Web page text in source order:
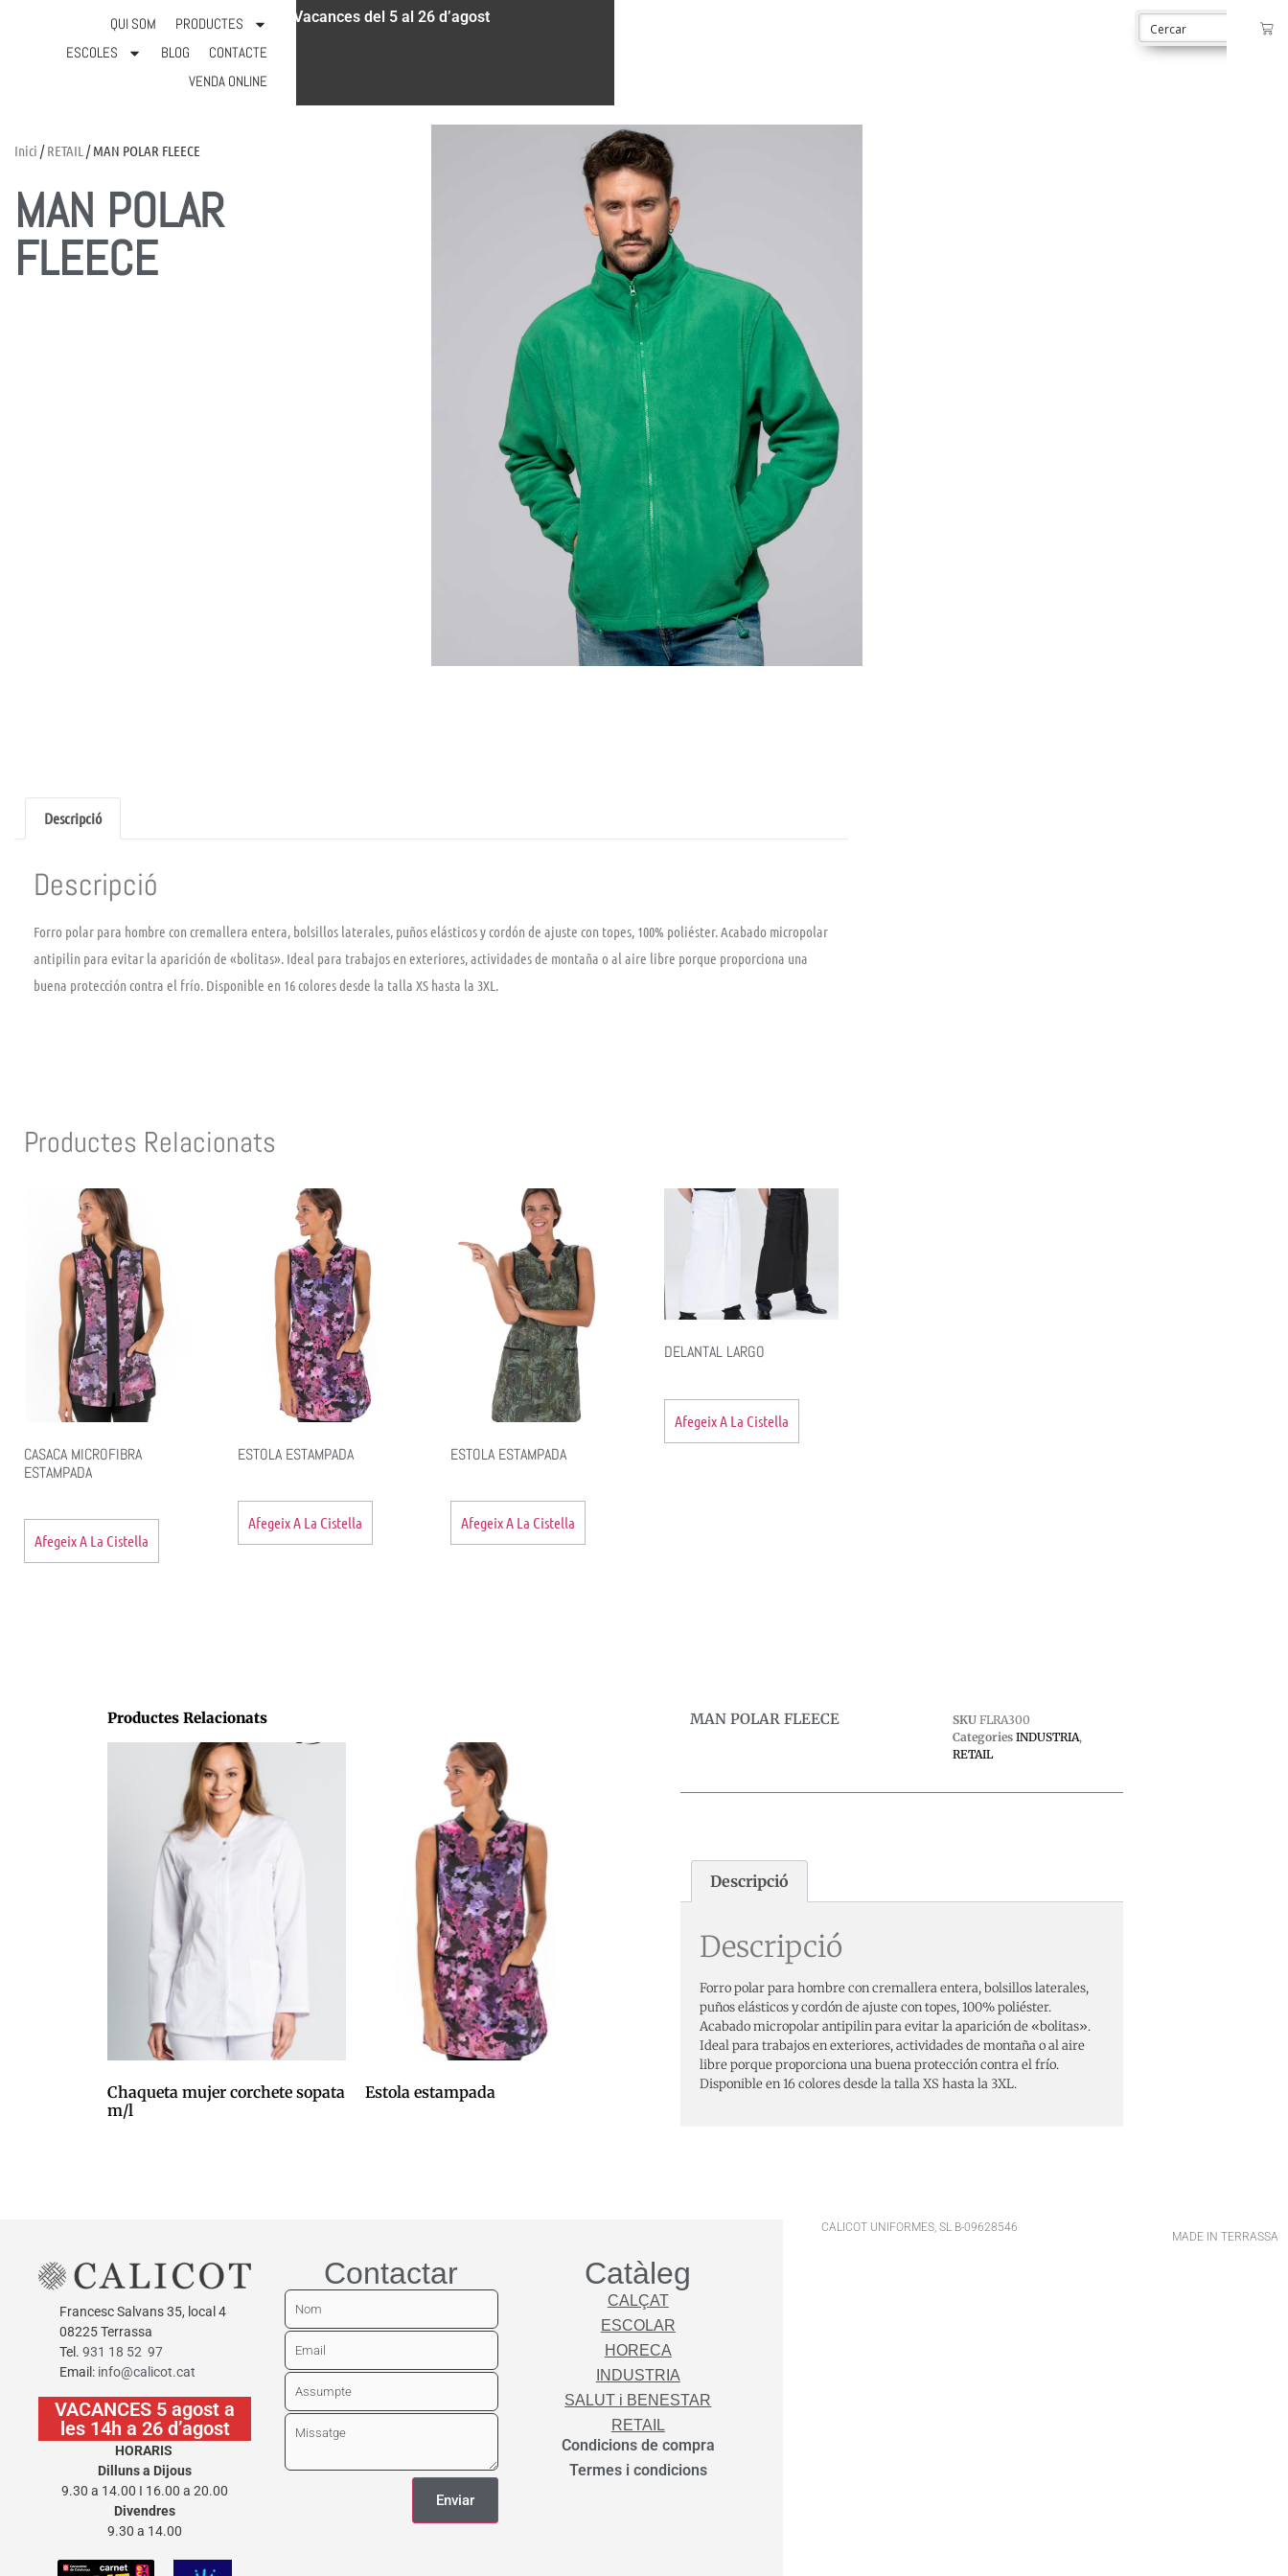
931 18 52 97 info@calicot.cat Vacances del 5 al 26 d’agost
QUI SOM
PRODUCTES
ESCOLES
BLOG
CONTACTE
VENDA ONLINE
Inici /RETAIL / MAN POLAR FLEECE
MAN POLAR
FLEECE
Descripció
Descripció
Forro polar para hombre con cremallera entera, bolsillos laterales, puños elásticos y cordón de ajuste con topes, 100% poliéster. Acabado micropolar
antipilin para evitar la aparición de «bolitas». Ideal para trabajos en exteriores, actividades de montaña o al aire libre porque proporciona una
buena protección contra el frío. Disponible en 16 colores desde la talla XS hasta la 3XL.
Productes Relacionats
CASACA MICROFIBRA
ESTAMPADA
Afegeix A La Cistella
ESTOLA ESTAMPADA
Afegeix A La Cistella
ESTOLA ESTAMPADA
Afegeix A La Cistella
DELANTAL LARGO
Afegeix A La Cistella
Productes Relacionats
Chaqueta mujer corchete sopata
m/l
Estola estampada
MAN POLAR FLEECE SKU FLRA300
Categories INDUSTRIA,
RETAIL
Descripció
Descripció
Forro polar para hombre con cremallera entera, bolsillos laterales,
puños elásticos y cordón de ajuste con topes, 100% poliéster.
Acabado micropolar antipilin para evitar la aparición de «bolitas».
Ideal para trabajos en exteriores, actividades de montaña o al aire
libre porque proporciona una buena protección contra el frío.
Disponible en 16 colores desde la talla XS hasta la 3XL.
Francesc Salvans 35, local 4
08225 Terrassa
Tel.931 18 52 97
Email: info@calicot.cat
VACANCES 5 agost a
les 14h a 26 d’agost
HORARIS
Dilluns a Dijous
9.30 a 14.00 I 16.00 a 20.00
Divendres
9.30 a 14.00
Contactar Catàleg
CALÇAT
ESCOLAR
HORECA
INDUSTRIA
SALUT i BENESTAR
RETAIL
Condicions de compra
Termes i condicions
CALICOT UNIFORMES, SL B-09628546
MADE IN TERRASSA